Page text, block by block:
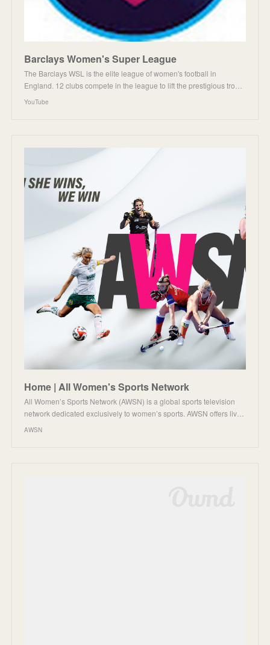
Barclays Women's Super League
The Barclays WSL is the elite league of women's football in
England. 12 clubs compete in the league to lift the prestigious tro…
YouTube
Home | All Women's Sports Network
All Women’s Sports Network (AWSN) is a global sports television
network dedicated exclusively to women’s sports. AWSN offers liv…
AWSN